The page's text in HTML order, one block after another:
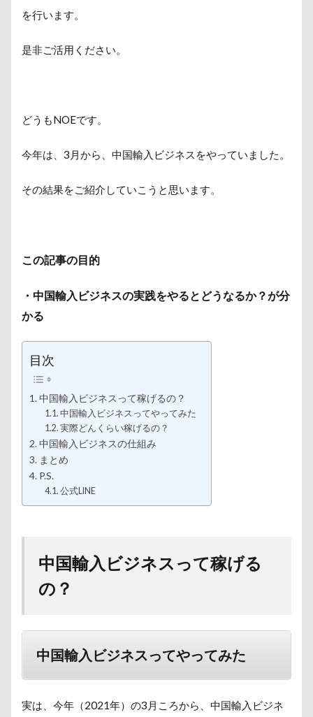
を行います。
是非ご活用ください。
どうもNOEです。
今年は、3月から、中国輸入ビジネスをやっていました。
その結果をご紹介していこうと思います。
この記事の目的
・中国輸入ビジネスの実践をやるとどうなるか？が分
かる
目次
中国輸入ビジネスって稼げるの？
中国輸入ビジネスってやってみた
実際どんくらい稼げるの？
中国輸入ビジネスの仕組み
まとめ
P.S.
公式LINE
中国輸入ビジネスって稼げる
の？
中国輸入ビジネスってやってみた
実は、今年（2021年）の3月ころから、中国輸入ビジネ